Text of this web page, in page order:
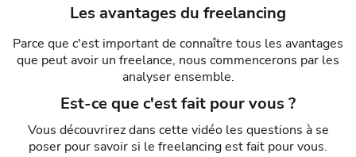
Les avantages du freelancing
Parce que c'est important de connaître tous les avantages
que peut avoir un freelance, nous commencerons par les
analyser ensemble.
Est-ce que c'est fait pour vous ?
Vous découvrirez dans cette vidéo les questions à se
poser pour savoir si le freelancing est fait pour vous.